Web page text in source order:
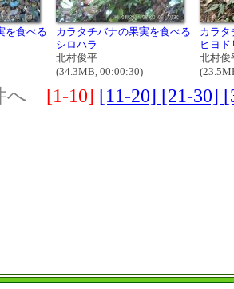
を食べる
カラタチバナの果実を食べる
シロハラ
北村俊平
(34.3MB, 00:00:30)
カラタ
ヒヨド
北村俊
へ [1-10] [11-20] [21-30]